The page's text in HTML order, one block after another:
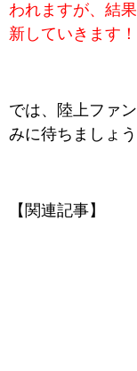
われますが、結
新していきます！
では、陸上ファ
みに待ちましょう
【関連記事】